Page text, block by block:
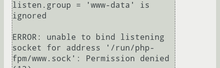
listen.group = 'www-data' is
ignored
ERROR: unable to bind listening
socket for address '/run/php-
fpm/www.sock': Permission denied